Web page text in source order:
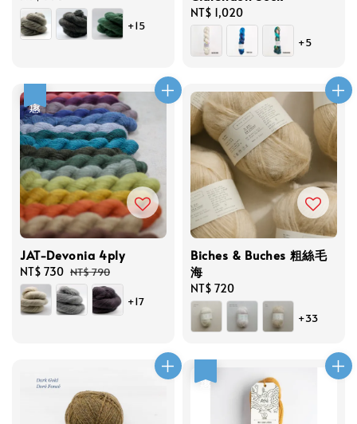
price
+15
Regular
price
NT$ 1,020
+5
JAT-Devonia 4ply
Sale
price
NT$ 730 Regular
price
NT$ 790
+17
Biches & Buches 粗絲毛
海
Regular
price
NT$ 720
+33